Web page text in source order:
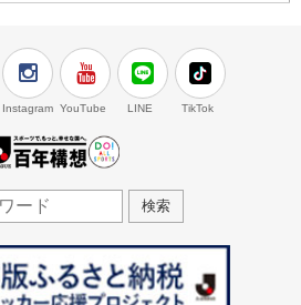
Instagram YouTube LINE TikTok
検索